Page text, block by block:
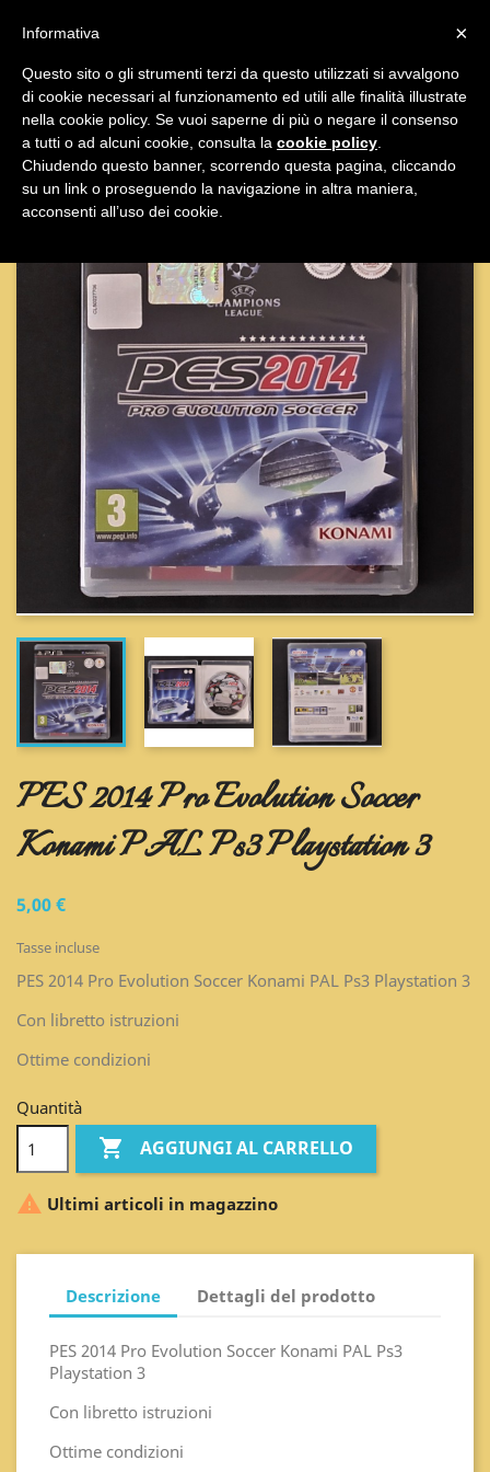


PES 2014 Pro Evolution Soccer
Konami PAL Ps3 Playstation 3
5,00 €
Tasse incluse
PES 2014 Pro Evolution Soccer Konami PAL Ps3 Playstation 3
Con libretto istruzioni
Ottime condizioni
Quantità
 AGGIUNGI AL CARRELLO
 Ultimi articoli in magazzino
Descrizione Dettagli del prodotto
PES 2014 Pro Evolution Soccer Konami PAL Ps3
Playstation 3
Con libretto istruzioni
Ottime condizioni
×
Informativa
Questo sito o gli strumenti terzi da questo utilizzati si avvalgono
di cookie necessari al funzionamento ed utili alle finalità illustrate
nella cookie policy. Se vuoi saperne di più o negare il consenso
a tutti o ad alcuni cookie, consulta la cookie policy
Chiudendo questo banner, scorrendo questa pagina, cliccando
su un link o proseguendo la navigazione in altra maniera,
acconsenti all’uso dei cookie.